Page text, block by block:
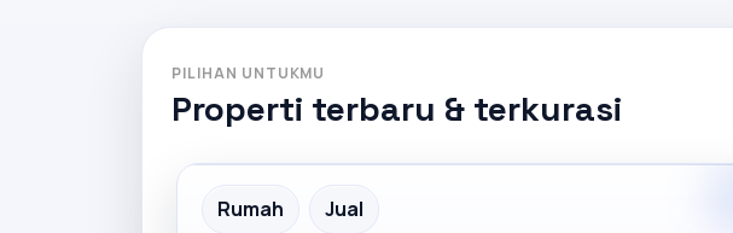
PILIHAN UNTUKMU
Properti terbaru & terkurasi
Partner Ad
Rumah Jual